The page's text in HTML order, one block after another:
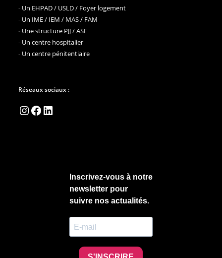
- Un EHPAD / USLD / Foyer logement
- Un IME / IEM / MAS / FAM
- Une structure PJJ / ASE
- Un centre hospitalier
- Un centre pénitentiaire
Réseaux sociaux :
Instagram
Facebook
LinkedIn